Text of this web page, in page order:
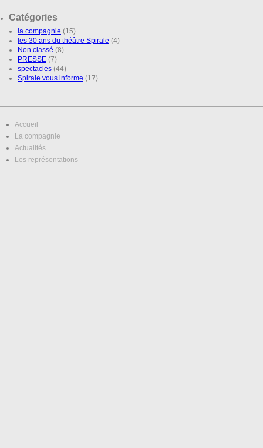
Catégories
la compagnie (15)
les 30 ans du théâtre Spirale (4)
Non classé (8)
PRESSE (7)
spectacles (44)
Spirale vous informe (17)
Accueil
La compagnie
Actualités
Les représentations